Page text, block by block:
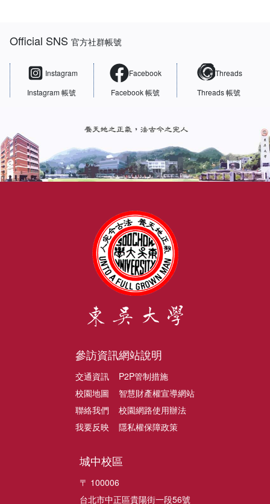
Official SNS官方社群帳號
Instagram
Instagram 帳號
Facebook
Facebook 帳號
Threads
Threads 帳號
參訪資訊
交通資訊
校園地圖
聯絡我們
我要反映
網站說明
P2P管制措施
智慧財產權宣導網站
校園網路使用辦法
隱私權保障政策
城中校區
〒 100006
台北市中正區貴陽街一段56號